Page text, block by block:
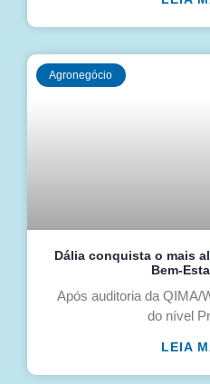
Agronegócio
Dália conquista o mais
Bem-
Após auditoria da QIMA/
do nível
LEIA